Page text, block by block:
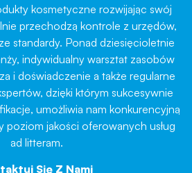
kosmetyczne rozwijając swój
przechodzą kontrole z urzędów,
standardy. Ponad dziesięcioletnie
indywidualny warsztat zasobów
i doświadczenie a także regularne
dzięki którym sukcesywnie
umożliwia nam konkurencyjną
poziom jakości oferowanych usług
ad litteram.
Się Z Nami